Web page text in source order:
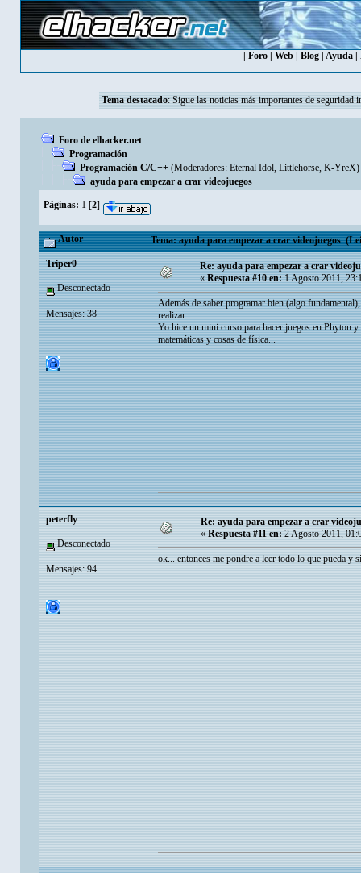
Foro| Web| Blog| Ayuda|
Tema destacado: Sigue las noticias más importantes de seguridad
Foro de elhacker.net
Programación
Programación C/C++ (Moderadores: Eternal Idol, Littlehorse, K-YreX)
ayuda para empezar a crar videojuegos
Páginas: 1 [2]
Autor Tema: ayuda para empezar a crar videojuegos
Triper0
Desconectado
Mensajes: 38
Re: ayuda para empezar a crar
«Respuesta #10 en:1 Agosto 2011,
Además de saber programar bien (algo
realizar...
Yo hice un mini curso para hacer juegos en Phyton
matemáticas y cosas de física...
peterfly
Desconectado
Mensajes: 94
Re: ayuda para empezar a crar
« Respuesta #11 en: 2 Agosto 2011,
ok... entonces me pondre a leer todo lo que pueda y